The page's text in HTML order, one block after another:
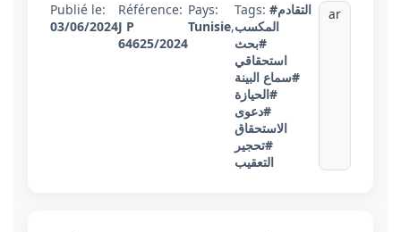
Publié le:
03/06/2024
Référence:
J P
64625/2024
Pays:
Tunisie,
Tags: #التقادم
المكسب
#بحث
استحقاقي
#سماع البينة
#الحيازة
#دعوى
الاستحقاق
#تحجير
التعقيب
ar